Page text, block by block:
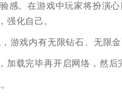
感。在游戏中玩家将扮演
强化自己。
，游戏内有无限钻石、无限
载完毕再开启网络，然后